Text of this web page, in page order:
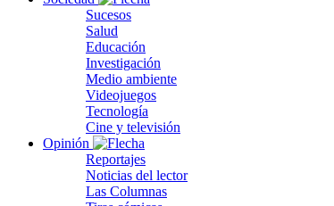
Sucesos
Salud
Educación
Investigación
Medio ambiente
Videojuegos
Tecnología
Cine y televisión
Opinión
Reportajes
Noticias del lector
Las Columnas